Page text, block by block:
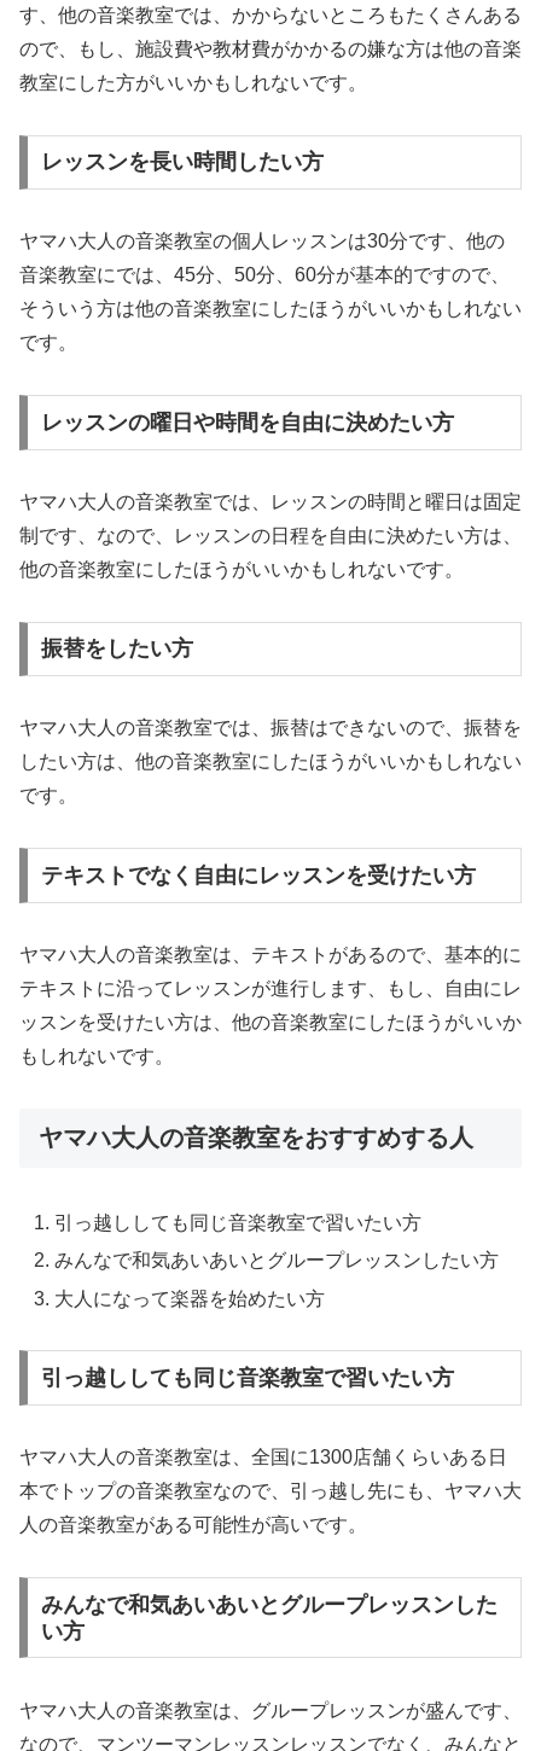
す、他の音楽教室では、かからないところもたくさんある
ので、もし、施設費や教材費がかかるの嫌な方は他の音楽
教室にした方がいいかもしれないです。
レッスンを長い時間したい方
ヤマハ大人の音楽教室の個人レッスンは30分です、他の
音楽教室にでは、45分、50分、60分が基本的ですので、
そういう方は他の音楽教室にしたほうがいいかもしれない
です。
レッスンの曜日や時間を自由に決めたい方
ヤマハ大人の音楽教室では、レッスンの時間と曜日は固定
制です、なので、レッスンの日程を自由に決めたい方は、
他の音楽教室にしたほうがいいかもしれないです。
振替をしたい方
ヤマハ大人の音楽教室では、振替はできないので、振替を
したい方は、他の音楽教室にしたほうがいいかもしれない
です。
テキストでなく自由にレッスンを受けたい方
ヤマハ大人の音楽教室は、テキストがあるので、基本的に
テキストに沿ってレッスンが進行します、もし、自由にレ
ッスンを受けたい方は、他の音楽教室にしたほうがいいか
もしれないです。
ヤマハ大人の音楽教室をおすすめする人
引っ越ししても同じ音楽教室で習いたい方
みんなで和気あいあいとグループレッスンしたい方
大人になって楽器を始めたい方
引っ越ししても同じ音楽教室で習いたい方
ヤマハ大人の音楽教室は、全国に1300店舗くらいある日
本でトップの音楽教室なので、引っ越し先にも、ヤマハ大
人の音楽教室がある可能性が高いです。
みんなで和気あいあいとグループレッスンした
い方
ヤマハ大人の音楽教室は、グループレッスンが盛んです、
なので、マンツーマンレッスンレッスンでなく、みんなと